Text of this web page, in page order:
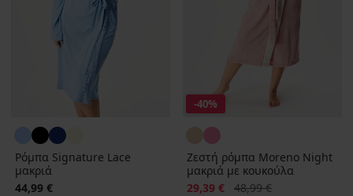
Ρόμπα Signature Lace
μακριά
44,99 €
-40%
Ζεστή ρόμπα Moreno Night
μακριά με κουκούλα
Έκπτωση
29,39 € Αρχική τιμή
48,99 €